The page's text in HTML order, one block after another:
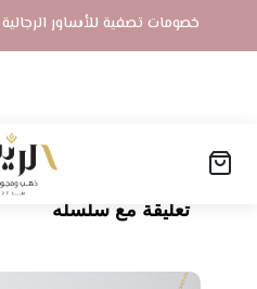
خصومات تصفية للأساور
الصفحة الرئيسية
تعليقة مع سلسله